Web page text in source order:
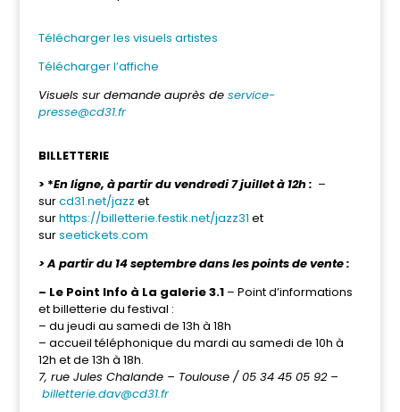
Télécharger les visuels artistes
Télécharger l’affiche
Visuels sur demande auprès de service-
presse@cd31.fr
BILLETTERIE
> *En ligne, à partir du vendredi 7 juillet à 12h : –
surcd31.net/jazz et
surhttps://billetterie.festik.net/jazz31 et
surseetickets.com
> A partir du 14 septembre dans les points de vente :
– Le Point Info à La galerie 3.1 – Point d’informations
et billetterie du festival :
– du jeudi au samedi de 13h à 18h
– accueil téléphonique du mardi au samedi de 10h à
12h et de 13h à 18h.
7, rue Jules Chalande – Toulouse / 05 34 45 05 92 –
billetterie.dav@cd31.fr